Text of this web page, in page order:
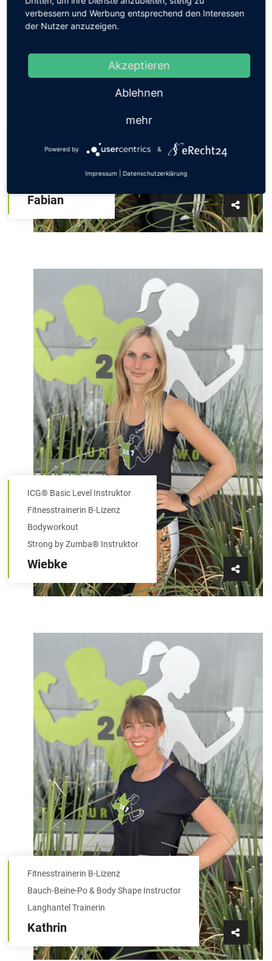
Geschäftsführung
Fabian
ICG® Basic Level Instruktor
Fitnesstrainerin B-Lizenz
Bodyworkout
Strong by Zumba® Instruktor
Wiebke
Fitnesstrainerin B-Lizenz
Bauch-Beine-Po & Body Shape Instructor
Langhantel Trainerin
Kathrin
verbessern und Werbung entsprechend den Interessen
der Nutzer anzuzeigen.
Akzeptieren
Ablehnen
mehr
Powered by &
Impressum Datenschutzerklärung